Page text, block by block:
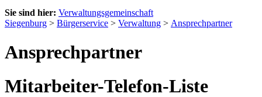
Sie sind hier: Verwaltungsgemeinschaft
Siegenburg > Bürgerservice > Verwaltung > Ansprechpartner
Ansprechpartner
Mitarbeiter-Telefon-Liste